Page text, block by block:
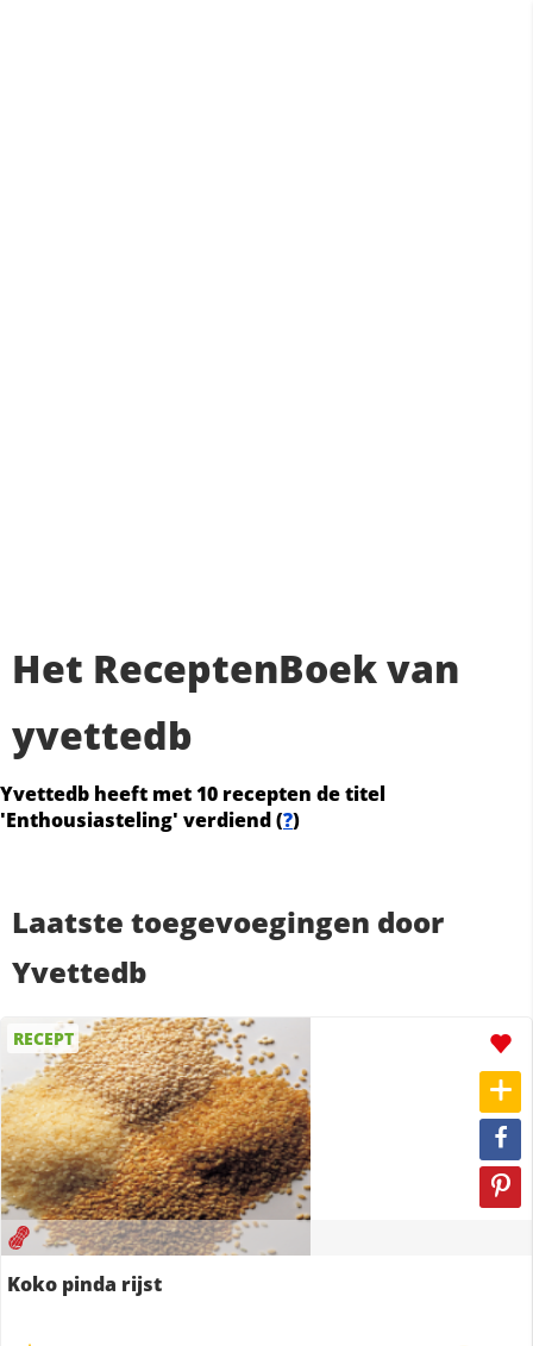
Het ReceptenBoek van
yvettedb
Yvettedb heeft met 10 recepten de titel
'Enthousiasteling' verdiend (?)
Laatste toegevoegingen door
Yvettedb
RECEPT
Koko pinda rijst